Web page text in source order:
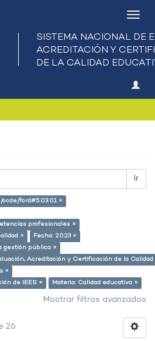
Ir
ford#5.03.01 ×
profesionales ×
×
Fecha: 2023 ×
gestión pública ×
Acreditación y Certificación de la
×
de IEES ×
Materia: Calidad educativa ×
Mostrar filtros avanzados
26